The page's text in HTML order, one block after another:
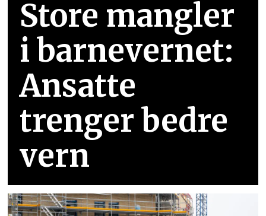
Store mangler
i barnevernet:
Ansatte
trenger bedre
vern